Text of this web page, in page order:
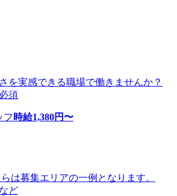
を実感できる職場で働きませんか？
須
フ 時給1,380円〜
は募集エリアの一例となります。
ど